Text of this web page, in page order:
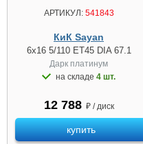
АРТИКУЛ:541843
КиК Sayan
6x16 5/110 ET45 DIA 67.1
Дарк платинум
на складе 4 шт.
12 788 ₽ / диск
купить